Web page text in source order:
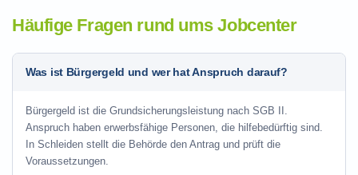
Häufige Fragen rund ums Jobcenter
Was ist Bürgergeld und wer hat Anspruch darauf?
Bürgergeld ist die Grundsicherungsleistung nach SGB II.
Anspruch haben erwerbsfähige Personen, die hilfebedürftig sind.
In Schleiden stellt die Behörde den Antrag und prüft die
Voraussetzungen.